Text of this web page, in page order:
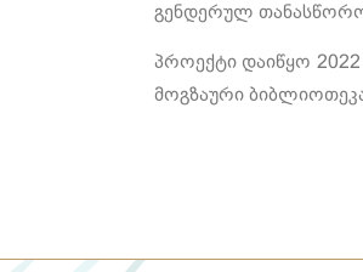
გენდერულ
პროექტი დაიწყო
მოგზაური